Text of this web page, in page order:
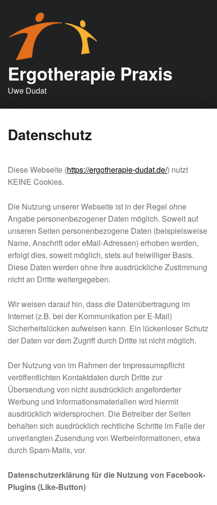
Ergotherapie Praxis
Uwe Dudat
Datenschutz
Diese Webseite (https://ergotherapie-dudat.de/) nutzt
KEINE Cookies.
Die Nutzung unserer Webseite ist in der Regel ohne
Angabe personenbezogener Daten möglich. Soweit auf
unseren Seiten personenbezogene Daten (beispielsweise
Name, Anschrift oder eMail-Adressen) erhoben werden,
erfolgt dies, soweit möglich, stets auf freiwilliger Basis.
Diese Daten werden ohne Ihre ausdrückliche Zustimmung
nicht an Dritte weitergegeben.
Wir weisen darauf hin, dass die Datenübertragung im
Internet (z.B. bei der Kommunikation per E-Mail)
Sicherheitslücken aufweisen kann. Ein lückenloser Schutz
der Daten vor dem Zugriff durch Dritte ist nicht möglich.
Der Nutzung von im Rahmen der Impressumspflicht
veröffentlichten Kontaktdaten durch Dritte zur
Übersendung von nicht ausdrücklich angeforderter
Werbung und Informationsmaterialien wird hiermit
ausdrücklich widersprochen. Die Betreiber der Seiten
behalten sich ausdrücklich rechtliche Schritte im Falle der
unverlangten Zusendung von Werbeinformationen, etwa
durch Spam-Mails, vor.
Datenschutzerklärung für die Nutzung von Facebook-
Plugins (Like-Button)